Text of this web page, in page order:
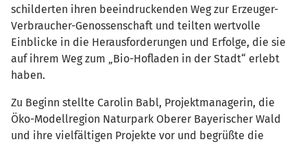
schilderten ihren beeindruckenden Weg zur Erzeuger-
Verbraucher-Genossenschaft und teilten wertvolle
Einblicke in die Herausforderungen und Erfolge, die sie
auf ihrem Weg zum „Bio-Hofladen in der Stadt“ erlebt
haben.
Zu Beginn stellte Carolin Babl, Projektmanagerin, die
Öko-Modellregion Naturpark Oberer Bayerischer Wald
und ihre vielfältigen Projekte vor und begrüßte die